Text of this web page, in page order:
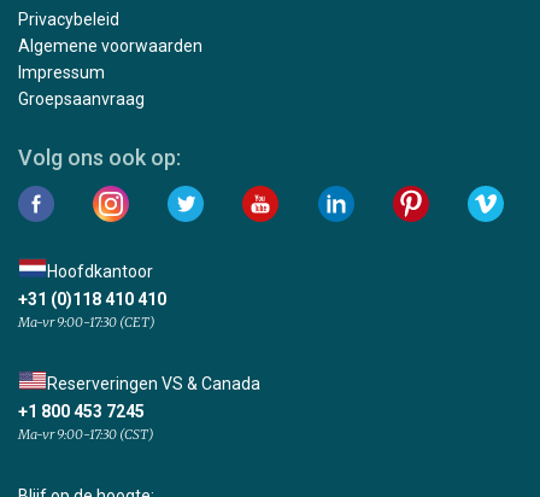
Privacybeleid
Algemene voorwaarden
Impressum
Groepsaanvraag
Volg ons ook op:
Hoofdkantoor
+31 (0)118 410 410
Ma-vr 9:00-17:30 (CET)
Reserveringen VS & Canada
+1 800 453 7245
Ma-vr 9:00-17:30 (CST)